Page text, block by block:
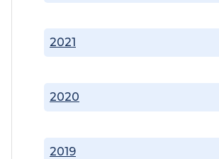
2019
2020
2021